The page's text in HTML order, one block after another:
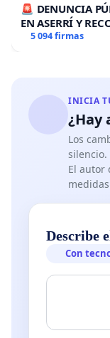
🚨 DENUNCIA
EN ASERRÍ Y
5 094 firmas
INICIA
¿Hay
Los
silencio.
El autor
Describe
Con